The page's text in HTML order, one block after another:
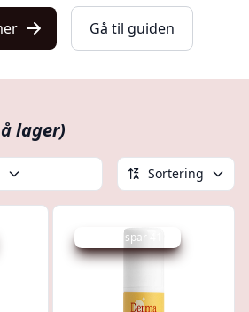
Gå til guiden
lager)
Sortering
Udsalg - spar 41 %